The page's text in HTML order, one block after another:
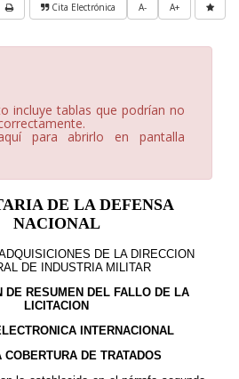
A+
A-
Cita Electrónica
incluye tablas que podrían no
para abrirlo en pantalla